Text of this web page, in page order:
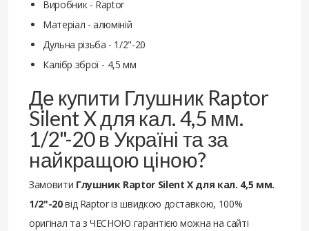
Виробник - Raptor
Матеріал - алюміній
Дульна різьба - 1/2"-20
Калібр зброї - 4,5 мм
Де купити Глушник Raptor
Silent X для кал. 4,5 мм.
1/2"-20 в Україні та за
найкращою ціною?
Замовити Глушник Raptor Silent X для кал. 4,5 мм.
1/2"-20від Raptor із швидкою доставкою, 100%
оригінал та з ЧЕСНОЮ гарантією можна на сайті